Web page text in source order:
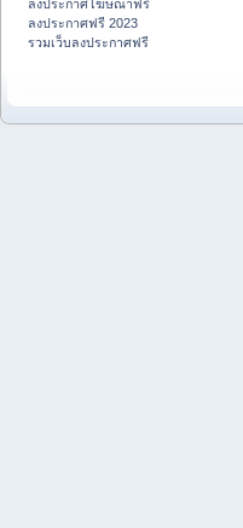
ลงประกาศโฆษณาฟรี
ลงประกาศฟรี 2023
รวมเว็บลงประกาศฟรี